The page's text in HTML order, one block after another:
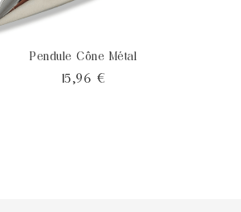
Pendule Cône Métal
15,96 €